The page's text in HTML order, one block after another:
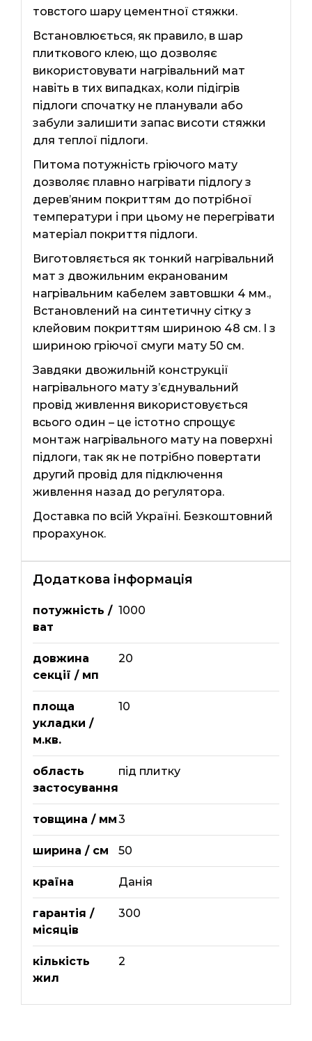
товстого шару цементної стяжки.
Встановлюється, як правило, в шар
плиткового клею, що дозволяє
використовувати нагрівальний мат
навіть в тих випадках, коли підігрів
підлоги спочатку не планували або
забули залишити запас висоти стяжки
для теплої підлоги.
Питома потужність гріючого мату
дозволяє плавно нагрівати підлогу з
дерев’яним покриттям до потрібної
температури і при цьому не перегрівати
матеріал покриття підлоги.
Виготовляється як тонкий нагрівальний
мат з двожильним екранованим
нагрівальним кабелем завтовшки 4 мм.,
Встановлений на синтетичну сітку з
клейовим покриттям шириною 48 см. І з
шириною гріючої смуги мату 50 см.
Завдяки двожильній конструкції
нагрівального мату з’єднувальний
провід живлення використовується
всього один – це істотно спрощує
монтаж нагрівального мату на поверхні
підлоги, так як не потрібно повертати
другий провід для підключення
живлення назад до регулятора.
Доставка по всій Україні. Безкоштовний
прорахунок.
Додаткова інформація
потужність /
ват
1000
довжина
секції / мп
20
площа
укладки /
м.кв.
10
область
застосування
під плитку
товщина / мм3
ширина / см 50
країна Данія
гарантія /
місяців
300
кількість
жил
2